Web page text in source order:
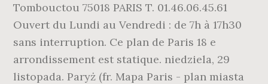
Tombouctou 75018 PARIS T. 01.46.06.45.61
Ouvert du Lundi au Vendredi : de 7h à 17h30
sans interruption. Ce plan de Paris 18 e
arrondissement est statique. niedziela, 29
listopada. Paryż (fr. Mapa Paris - plan miasta